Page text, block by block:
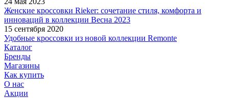
Женские кроссовки Rieker: сочетание стиля, комфорта и
инноваций в коллекции Весна 2023
15 сентября 2020
Удобные кроссовки из новой коллекции Remonte
Каталог
Бренды
Магазины
Как купить
О нас
Акции